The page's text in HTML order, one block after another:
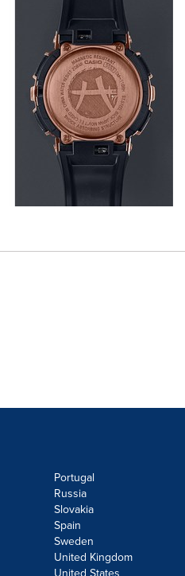
Portugal
Russia
Slovakia
Spain
Sweden
United Kingdom